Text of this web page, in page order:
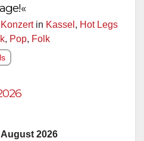
Konzertin Kassel , Hot Legs
, Pop, Folk
August 2026